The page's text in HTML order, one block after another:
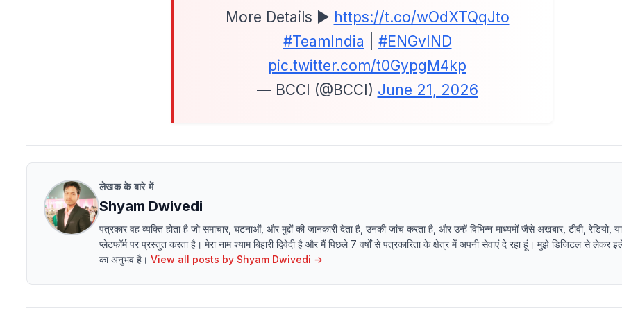
More Details ▶️ https://t.co/wOdXTQqJto
#TeamIndia
#ENGvIND
pic.twitter.com/t0GypgM4kp
— BCCI (@BCCI) June 21, 2026
लेखक के बारे में
Shyam Dwivedi
पत्रकार वह व्यक्ति होता है जो समाचार, घटनाओं, और मुद्दों की जानकारी देता है, उनकी जांच करता है, और उन्हें विभिन्न माध्यमों जैसे अखबार, टीवी, रेडियो,
प्लेटफॉर्म पर प्रस्तुत करता है। मेरा नाम श्याम बिहारी द्विवेदी है और मैं पिछले 7 वर्षों से पत्रकारिता के क्षेत्र में अपनी सेवाएं दे रहा हूं। मुझे डिजिटल से लेकर
का अनुभव है। View all posts by Shyam Dwivedi →